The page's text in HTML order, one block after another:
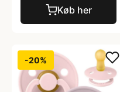
Køb her
-20%